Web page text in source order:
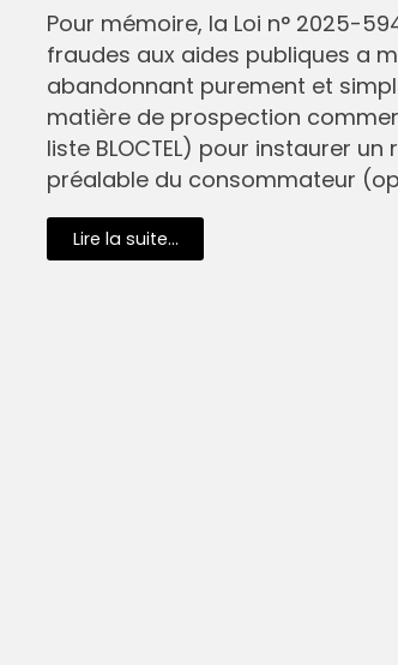
Pour mémoire, la Loi n° 2025-
fraudes aux aides publiques a
abandonnant purement et
matière de prospection
liste BLOCTEL) pour instaurer
préalable du consommateur
Lire la suite...